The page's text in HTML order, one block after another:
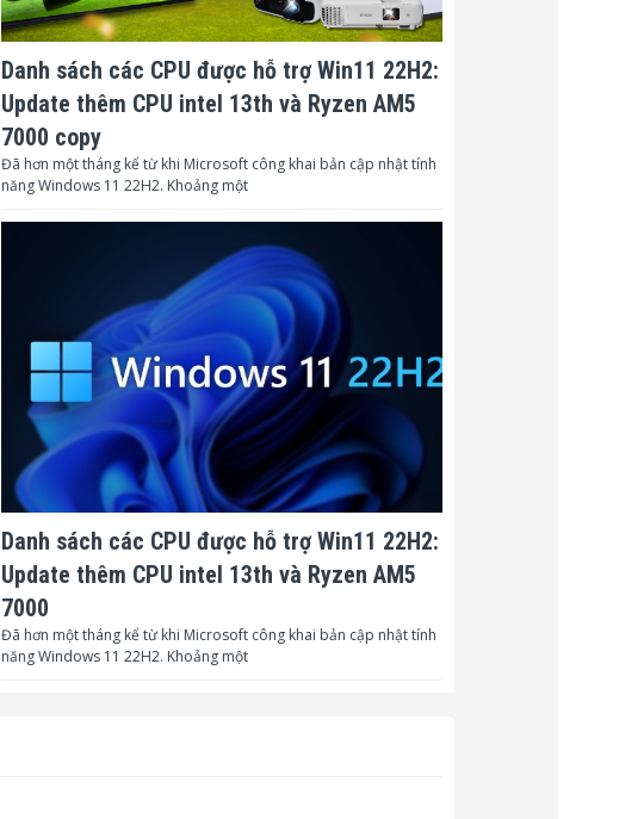
Danh sách các CPU được hỗ trợ Win11 22H2:
Update thêm CPU intel 13th và Ryzen AM5
7000 copy
Đã hơn một tháng kể từ khi Microsoft công khai bản cập nhật tính
năng Windows 11 22H2. Khoảng một
Danh sách các CPU được hỗ trợ Win11 22H2:
Update thêm CPU intel 13th và Ryzen AM5
7000
Đã hơn một tháng kể từ khi Microsoft công khai bản cập nhật tính
năng Windows 11 22H2. Khoảng một